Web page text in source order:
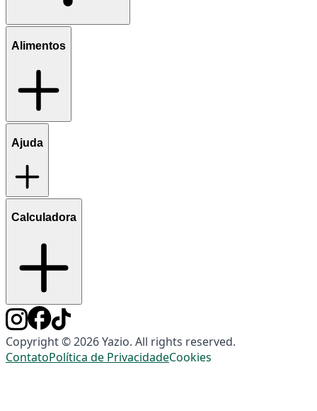
Alimentos
Ajuda
Calculadora
Copyright © 2026 Yazio. All rights reserved.
ContatoPolítica de PrivacidadeCookies